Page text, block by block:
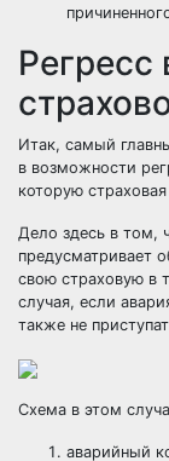
Регресс
Итак, самый
в возможности
которую
Дело здесь в том,
предусматривает
свою страховую в
случая, если
также не
Схема в этом
аварийный